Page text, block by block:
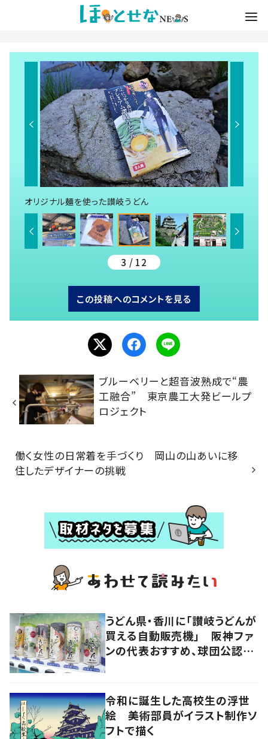
オリジナル麺を使った讃岐うどん
3 / 12
この投稿へのコメントを見る
ブルーベリーと超音波熟成で“農
工融合” 東京農工大発ビールプ
ロジェクト
働く女性の日常着を手づくり 岡山の山あいに移
住したデザイナーの挑戦
うどん県・香川に「讃岐うどんが
買える自動販売機」 阪神ファ
ンの代表おすすめ、球団公認カ
令和に誕生した高校生の浮世
絵 美術部員がイラスト制作ソ
フトで描く